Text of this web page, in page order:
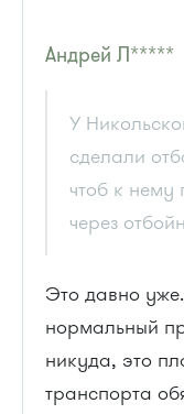
Андрей Л*****
У
сделали
чтоб к нему
через
Это давно
нормальный
никуда, это
транспорта